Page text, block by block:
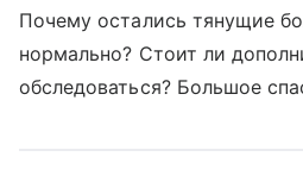
Почему остались тянущие
нормально? Стоит ли
обследоваться? Большое